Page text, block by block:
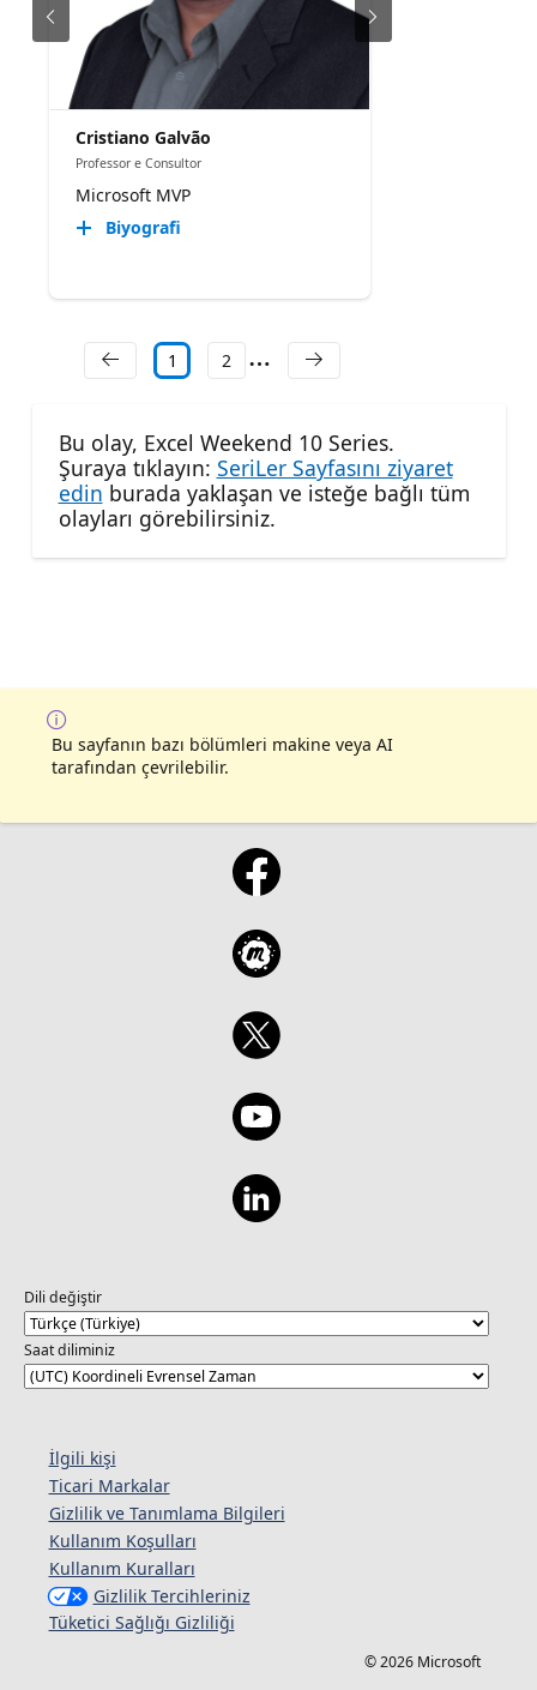
Cristiano Galvão
Professor e Consultor
Microsoft MVP
Biyografi
1 2
Bu olay, Excel Weekend 10 Series.
Şuraya tıklayın: SeriLer Sayfasını ziyaret
edin burada yaklaşan ve isteğe bağlı tüm
olayları görebilirsiniz.
Bu sayfanın bazı bölümleri makine veya AI
tarafından çevrilebilir.
Dili değiştir
Saat diliminiz
İlgili kişi
Ticari Markalar
Gizlilik ve Tanımlama Bilgileri
Kullanım Koşulları
Kullanım Kuralları
Gizlilik Tercihleriniz
Tüketici Sağlığı Gizliliği
© 2026 Microsoft